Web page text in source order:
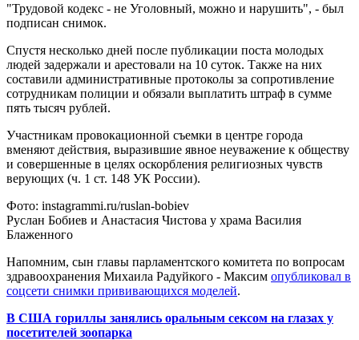
"Трудовой кодекс - не Уголовный, можно и нарушить", - был
подписан снимок.
Спустя несколько дней после публикации поста молодых
людей задержали и арестовали на 10 суток. Также на них
составили административные протоколы за сопротивление
сотрудникам полиции и обязали выплатить штраф в сумме
пять тысяч рублей.
Участникам провокационной съемки в центре города
вменяют действия, выразившие явное неуважение к обществу
и совершенные в целях оскорбления религиозных чувств
верующих (ч. 1 ст. 148 УК России).
Фото: instagrammi.ru/ruslan-bobiev
Руслан Бобиев и Анастасия Чистова у храма Василия
Блаженного
Напомним, сын главы парламентского комитета по вопросам
здравоохранения Михаила Радуйкого - Максим опубликовал в
соцсети снимки прививающихся моделей.
В США гориллы занялись оральным сексом на глазах у
посетителей зоопарка